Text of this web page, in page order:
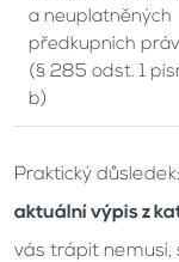
a neuplatněných
předkupních práv
(§ 285 odst. 1
b)
Praktický důsledek:
aktuální výpis z
vás trápit nemusí,